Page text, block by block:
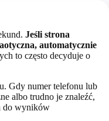
Jeśli strona
automatycznie
to często decyduje o
Gdy numer telefonu lub
albo trudno je znaleźć,
do wyników